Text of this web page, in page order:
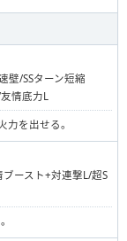
壁/SSターン短縮
情底力L
を出せる。
ースト+対連撃L/超S